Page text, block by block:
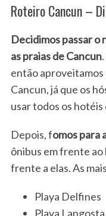
Roteiro Cancun –
Decidimos passar o
as praias de Cancun
então aproveitamos
Cancun, já que os
usar todos os hotéis
Depois, fomos para
ônibus em frente ao
frente a elas. As
Playa Delfines
Playa Langosta